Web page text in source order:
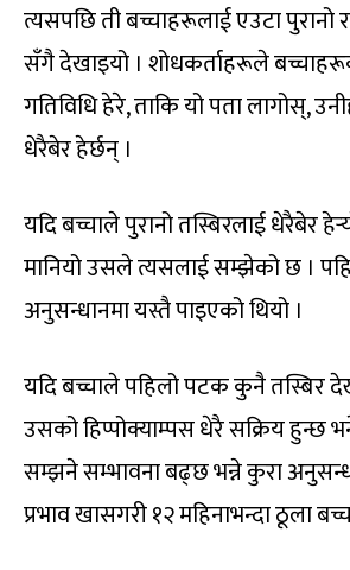
त्यसपछि ती बच्चाहरूलाई एउटा पुरानो
सँगै देखाइयो । शोधकर्ताहरूले
गतिविधि हेरे, ताकि यो पता लागोस्,
धेरैबेर हेर्छन् ।
यदि बच्चाले पुरानो तस्बिरलाई धेरैबेर
मानियो उसले त्यसलाई सम्झेको छ ।
अनुसन्धानमा यस्तै पाइएको थियो ।
यदि बच्चाले पहिलो पटक कुनै तस्बिर
उसको हिप्पोक्याम्पस धेरै सक्रिय हुन्छ
सम्झने सम्भावना बढ्छ भन्ने कुरा
प्रभाव खासगरी १२ महिनाभन्दा ठूला